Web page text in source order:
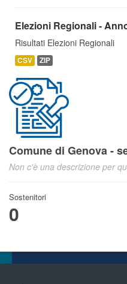
Elezioni Regionali -
Risultati Elezioni Regionali
CSV ZIP
Comune di Genova -
Non c'è una descrizione per
Sostenitori
0